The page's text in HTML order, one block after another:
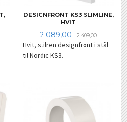
DESIGNFRONT KS3 SLIMLINE,
HVIT
Tilbud
2 089,00 2 409,00Rabatt
Hvit, stilren designfront i stål
til Nordic KS3.